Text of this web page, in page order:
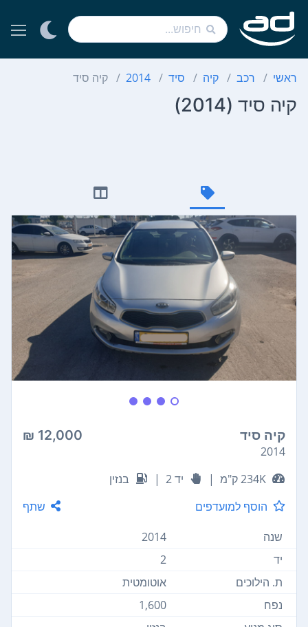
ראשי רכב קיה סיד 2014 קיה סיד
קיה סיד (2014)
קיה סיד 12,000 ₪
2014
234K ק"מ
| יד 2 |
בנזין
הוסף למועדפים
שתף
שנה
2014
יד
2
ת. הילוכים
אוטומטית
נפח
1,600